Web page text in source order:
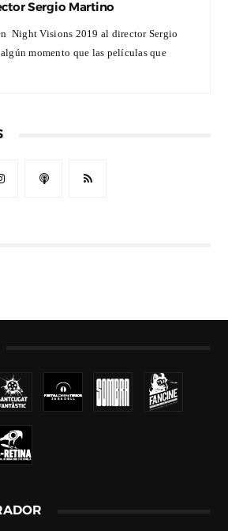
Sergio Martino
Night Visions 2019 al director Sergio
momento que las películas que